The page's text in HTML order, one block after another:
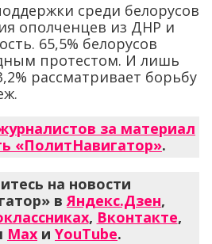
среди белорусов
ополченцев из ДНР и
65,5% белорусов
протестом. И лишь
рассматривает борьбу
за материал
«ПолитНавигатор».
на новости
вЯндекс.Дзен,
, Вконтакте,
Max и YouTube.